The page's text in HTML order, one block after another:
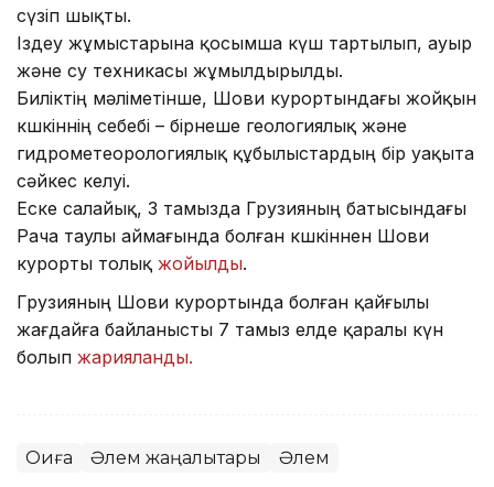
сүзіп шықты.
Іздеу жұмыстарына қосымша күш тартылып, ауыр
және су техникасы жұмылдырылды.
Биліктің мәліметінше, Шови курортындағы жойқын
көшкіннің себебі – бірнеше геологиялық және
гидрометеорологиялық құбылыстардың бір уақыта
сәйкес келуі.
Еске салайық, 3 тамызда Грузияның батысындағы
Рача таулы аймағында болған көшкіннен Шови
курорты толық жойылды.
Грузияның Шови курортында болған қайғылы
жағдайға байланысты 7 тамыз елде қаралы күн
болып жарияланды.
Оқиға Әлем жаңалықтары Әлем